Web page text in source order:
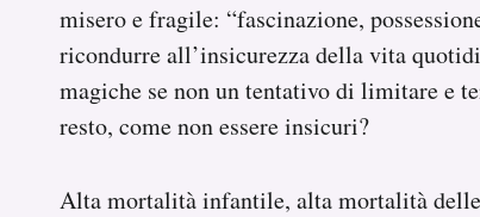
misero e fragile: “fascinazione,
ricondurre all’insicurezza della vita
magiche se non un tentativo di limitare e
resto, come non essere insicuri?
Alta mortalità infantile, alta mortalità